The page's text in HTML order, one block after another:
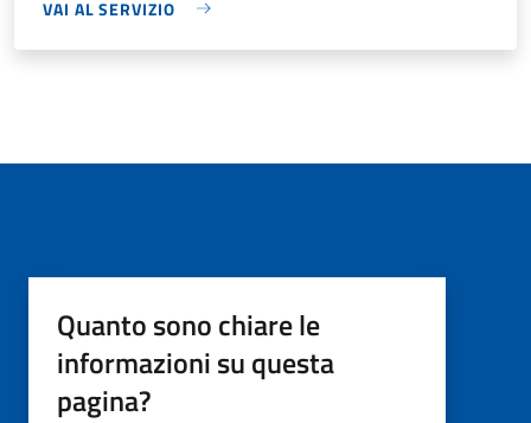
VAI AL SERVIZIO
Quanto sono chiare le
informazioni su questa
pagina?